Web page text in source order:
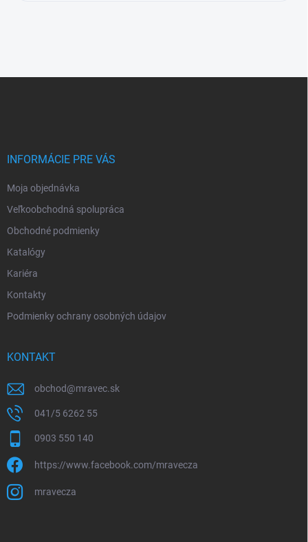
INFORMÁCIE PRE VÁS
Moja objednávka
Veľkoobchodná spolupráca
Obchodné podmienky
Katalógy
Kariéra
Kontakty
Podmienky ochrany osobných údajov
KONTAKT
obchod@mravec.sk
041/5 6262 55
0903 550 140
https://www.facebook.com/mravecza
mravecza